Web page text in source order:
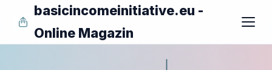
basicincomeinitiative.eu -
Online Magazin